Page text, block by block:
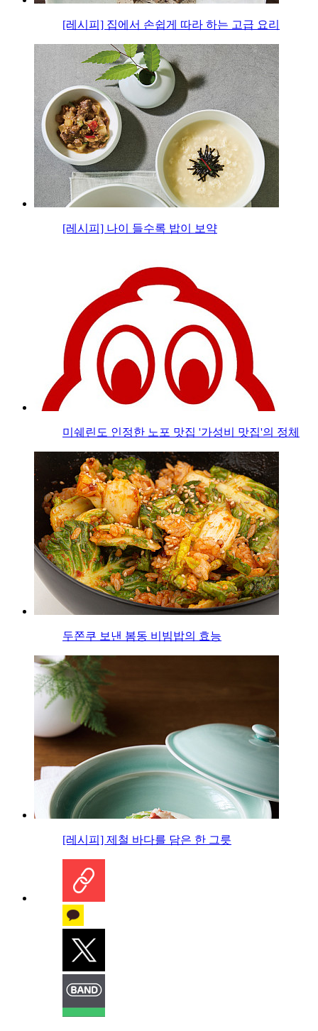
[레시피] 집에서 손쉽게 따라 하는 고급 요리
[레시피] 나이 들수록 밥이 보약
미쉐린도 인정한 노포 맛집 '가성비 맛집'의 정체
두쫀쿠 보낸 봄동 비빔밥의 효능
[레시피] 제철 바다를 담은 한 그릇